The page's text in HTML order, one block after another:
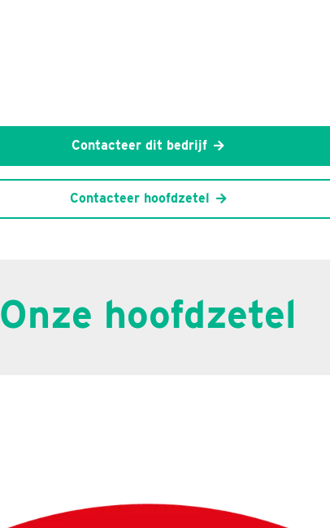
Contacteer dit bedrijf
Contacteer hoofdzetel
Onze hoofdzetel